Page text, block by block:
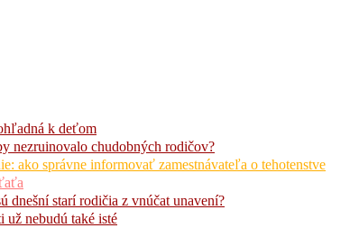
k deťom
nezruinovalo chudobných rodičov?
ako správne informovať zamestnávateľa o tehotenstve
dnešní starí rodičia z vnúčat unavení?
už nebudú také isté